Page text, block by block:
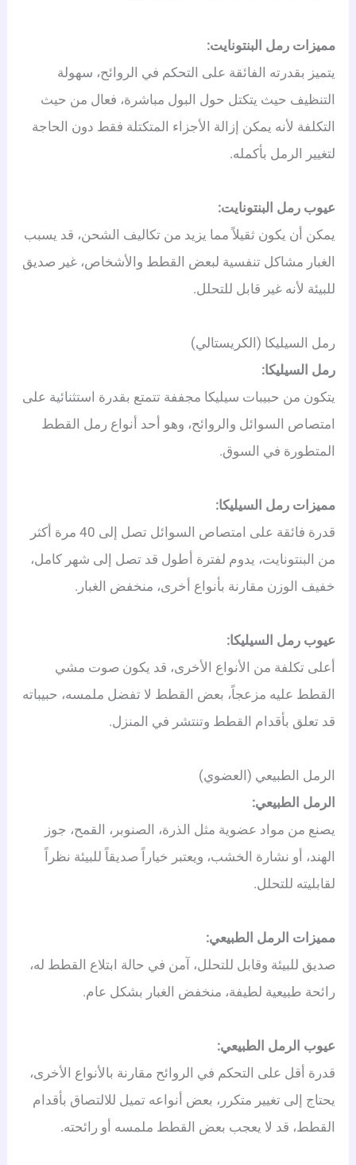
مميزات رمل البنتونايت:
يتميز بقدرته الفائقة على التحكم في الروائح، سهولة
التنظيف حيث يتكتل حول البول مباشرة، فعال من حيث
التكلفة لأنه يمكن إزالة الأجزاء المتكتلة فقط دون الحاجة
لتغيير الرمل بأكمله.
عيوب رمل البنتونايت:
يمكن أن يكون ثقيلاً مما يزيد من تكاليف الشحن، قد يسبب
الغبار مشاكل تنفسية لبعض القطط والأشخاص، غير صديق
للبيئة لأنه غير قابل للتحلل.
رمل السيليكا (الكريستالي)
رمل السيليكا:
يتكون من حبيبات سيليكا مجففة تتمتع بقدرة استثنائية على
امتصاص السوائل والروائح، وهو أحد أنواع رمل القطط
المتطورة في السوق.
مميزات رمل السيليكا:
قدرة فائقة على امتصاص السوائل تصل إلى 40 مرة أكثر
من البنتونايت، يدوم لفترة أطول قد تصل إلى شهر كامل،
خفيف الوزن مقارنة بأنواع أخرى، منخفض الغبار.
عيوب رمل السيليكا:
أعلى تكلفة من الأنواع الأخرى، قد يكون صوت مشي
القطط عليه مزعجاً، بعض القطط لا تفضل ملمسه، حبيباته
قد تعلق بأقدام القطط وتنتشر في المنزل.
الرمل الطبيعي (العضوي)
الرمل الطبيعي:
يصنع من مواد عضوية مثل الذرة، الصنوبر، القمح، جوز
الهند، أو نشارة الخشب، ويعتبر خياراً صديقاً للبيئة نظراً
لقابليته للتحلل.
مميزات الرمل الطبيعي:
صديق للبيئة وقابل للتحلل، آمن في حالة ابتلاع القطط له،
رائحة طبيعية لطيفة، منخفض الغبار بشكل عام.
عيوب الرمل الطبيعي:
قدرة أقل على التحكم في الروائح مقارنة بالأنواع الأخرى،
يحتاج إلى تغيير متكرر، بعض أنواعه تميل للالتصاق بأقدام
القطط، قد لا يعجب بعض القطط ملمسه أو رائحته.